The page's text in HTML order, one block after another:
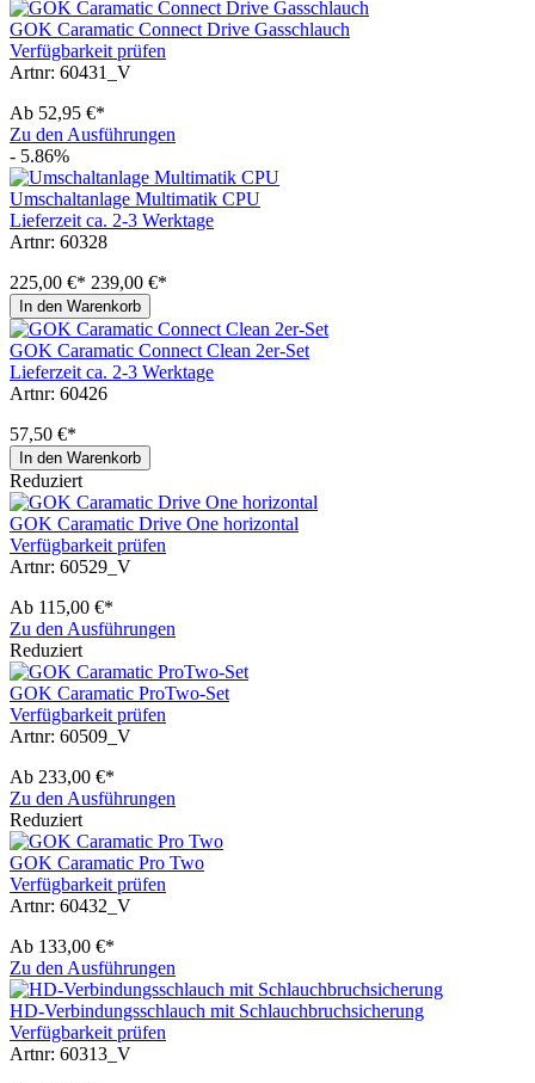
GOK Caramatic Connect Drive Gasschlauch
Verfügbarkeit prüfen
Artnr: 60431_V
Ab 52,95 €*
Zu den Ausführungen
- 5.86%
Umschaltanlage Multimatik CPU
Lieferzeit ca. 2-3 Werktage
Artnr: 60328
225,00 €* 239,00 €*
In den Warenkorb
GOK Caramatic Connect Clean 2er-Set
Lieferzeit ca. 2-3 Werktage
Artnr: 60426
57,50 €*
In den Warenkorb
Reduziert
GOK Caramatic Drive One horizontal
Verfügbarkeit prüfen
Artnr: 60529_V
Ab 115,00 €*
Zu den Ausführungen
Reduziert
GOK Caramatic ProTwo-Set
Verfügbarkeit prüfen
Artnr: 60509_V
Ab 233,00 €*
Zu den Ausführungen
Reduziert
GOK Caramatic Pro Two
Verfügbarkeit prüfen
Artnr: 60432_V
Ab 133,00 €*
Zu den Ausführungen
HD-Verbindungsschlauch mit Schlauchbruchsicherung
Verfügbarkeit prüfen
Artnr: 60313_V